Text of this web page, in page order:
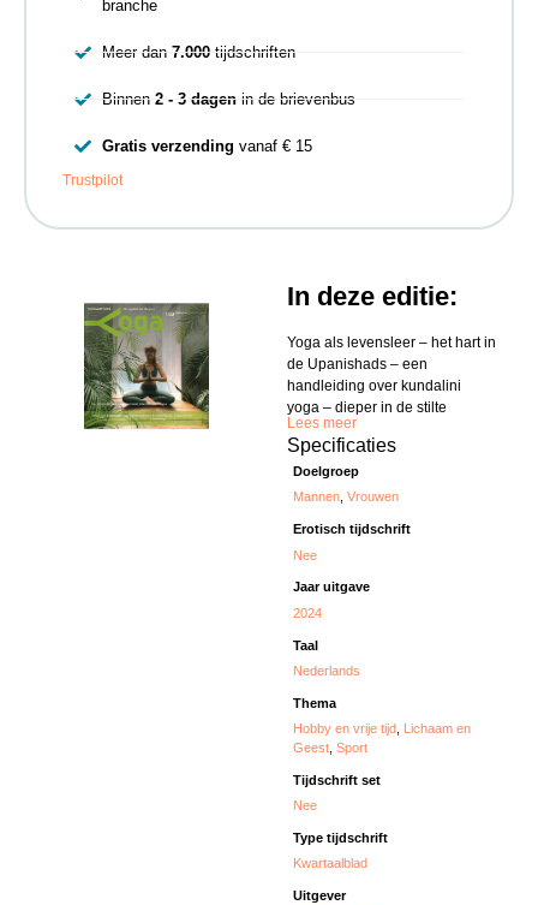
In deze editie:
Yoga als levensleer – het hart in
de Upanishads – een
handleiding over kundalini
yoga – dieper in de stilte
Lees meer
Specificaties
Doelgroep
Mannen,Vrouwen
Erotisch tijdschrift
Nee
Jaar uitgave
2024
Taal
Nederlands
Thema
Hobby en vrije tijd Lichaam en
Geest ,Sport
Tijdschrift set
Nee
Type tijdschrift
Kwartaalblad
Uitgever
branche
Meer dan 7.000tijdschriften
Binnen 2 - 3 dagenin de brievenbus
Gratis verzending vanaf € 15
Trustpilot